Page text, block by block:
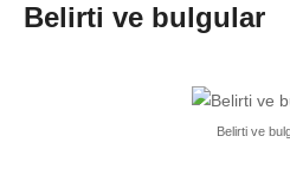
Belirti ve bulgular
Belirti ve